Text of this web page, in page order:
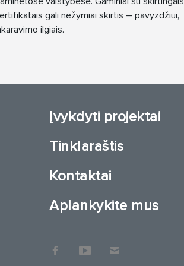
gali nežymiai skirtis – pavyzdžiui,
ilgiais.
Įvykdyti projektai
Tinklaraštis
Kontaktai
Aplankykite mus